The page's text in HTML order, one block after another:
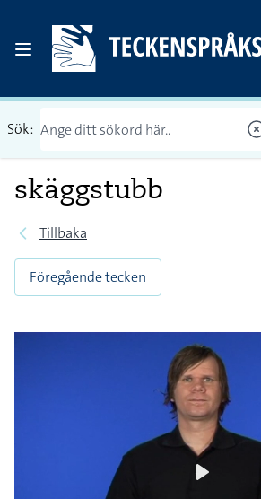
Sök:
skäggstubb
Tillbaka
Föregående tecken